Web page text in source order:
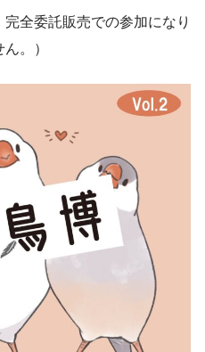
全委託販売での参加になり
。）